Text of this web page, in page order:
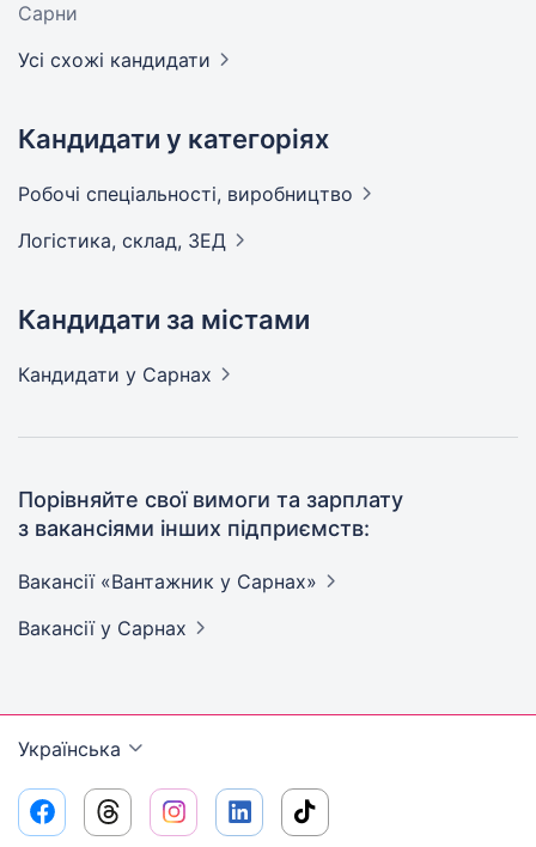
Сарни
Усі схожі кандидати
Кандидати у категоріях
Робочі спеціальності, виробництво
Логістика, склад, ЗЕД
Кандидати за містами
Кандидати у Сарнах
Порівняйте свої вимоги та зарплату
з вакансіями інших підприємств:
Вакансії «Вантажник у Сарнах»
Вакансії у Сарнах
Українська